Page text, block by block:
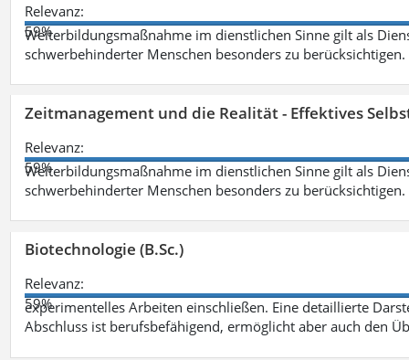
Relevanz:
59%
Weiterbildungsmaßnahme im dienstlichen Sinne gilt als
schwerbehinderter Menschen besonders zu berücksichtigen.
Zeitmanagement und die Realität - Effektives
Relevanz:
59%
Weiterbildungsmaßnahme im dienstlichen Sinne gilt als
schwerbehinderter Menschen besonders zu berücksichtigen.
Biotechnologie (B.Sc.)
Relevanz:
59%
experimentelles Arbeiten einschließen. Eine detaillierte
Abschluss ist berufsbefähigend, ermöglicht aber auch den